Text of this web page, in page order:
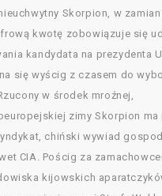
Skorpion, w zamian
kwotę zobowiązuje się
kandydata na prezydenta
się wyścig z czasem do
w środek mroźnej,
zimy Skorpion
chiński wywiad
CIA. Pościg za
kijowskich